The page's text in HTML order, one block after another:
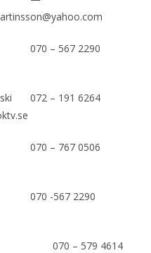
070 – 567 2290
072 – 191 6264
070 – 767 0506
070 -567 2290
070 – 579 4614